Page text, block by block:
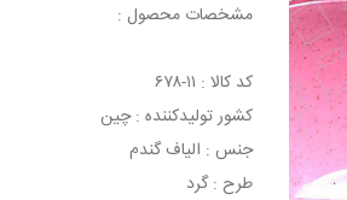
مشخصات محصول :
کد کالا : ١١-٦٧٨
کشور تولیدکننده : چین
جنس : الیاف گندم
طرح : گرد